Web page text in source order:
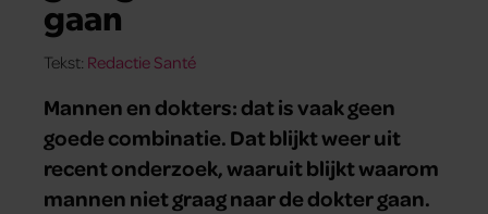
gaan
Tekst: Redactie Santé
Mannen en dokters: dat is vaak geen
goede combinatie. Dat blijkt weer uit
recent onderzoek, waaruit blijkt waarom
mannen niet graag naar de dokter gaan.